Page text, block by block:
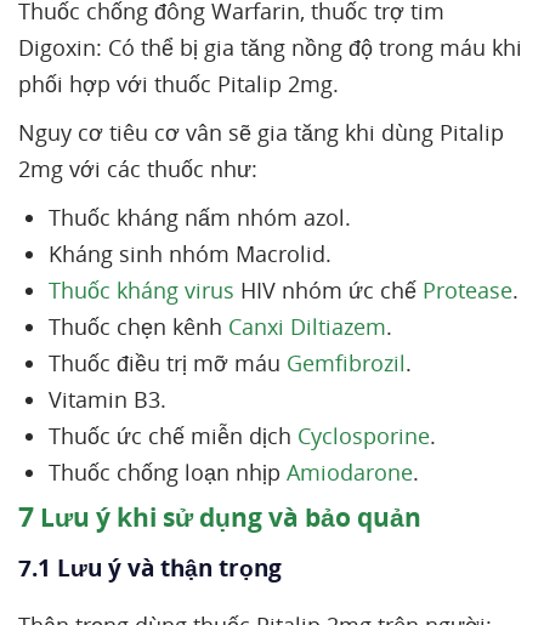
Thuốc chống đông Warfarin, thuốc trợ tim
Digoxin: Có thể bị gia tăng nồng độ trong máu khi
phối hợp với thuốc Pitalip 2mg.
Nguy cơ tiêu cơ vân sẽ gia tăng khi dùng Pitalip
2mg với các thuốc như:
Thuốc kháng nấm nhóm azol.
Kháng sinh nhóm Macrolid.
Thuốc kháng virus HIV nhóm ức chế Protease.
Thuốc chẹn kênh Canxi Diltiazem.
Thuốc điều trị mỡ máu Gemfibrozil.
Vitamin B3.
Thuốc ức chế miễn dịch Cyclosporine.
Thuốc chống loạn nhịp Amiodarone.
7 Lưu ý khi sử dụng và bảo quản
7.1 Lưu ý và thận trọng